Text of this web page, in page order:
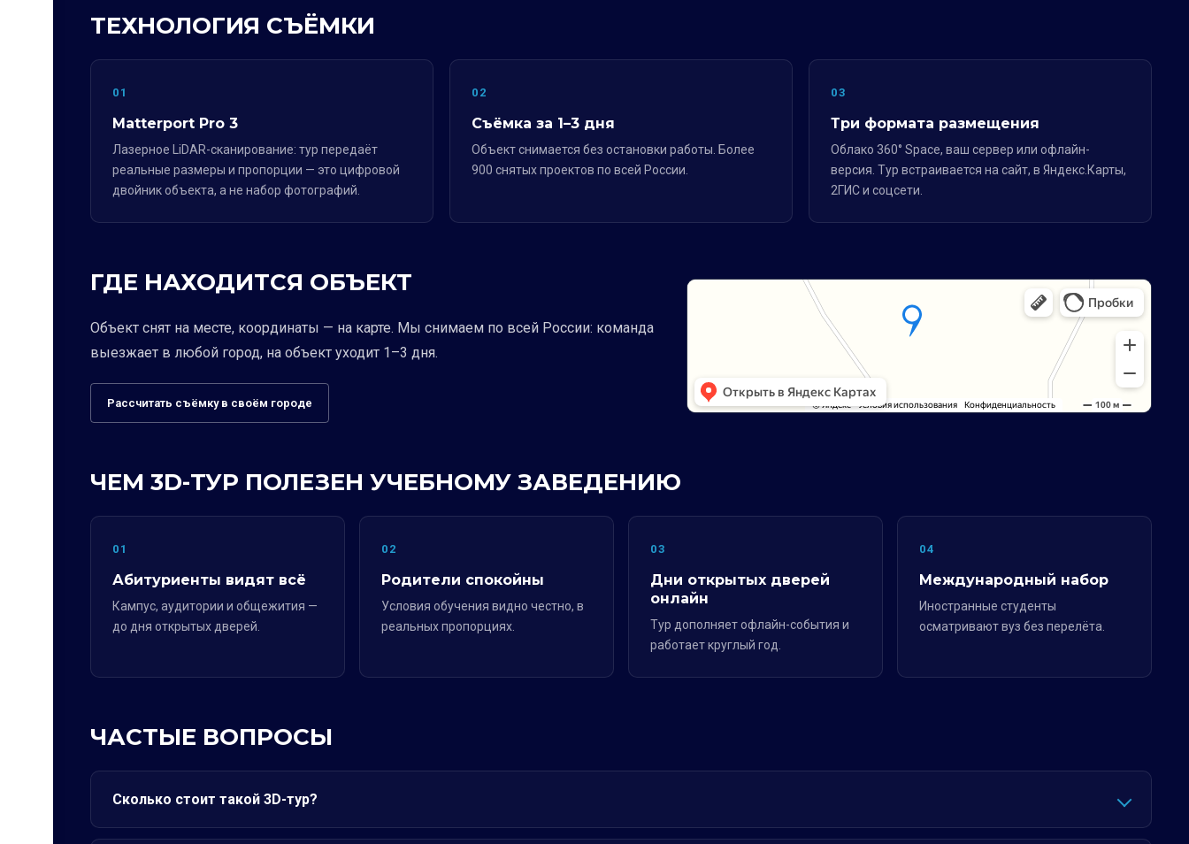
ТЕХНОЛОГИЯ СЪЁМКИ
01
Matterport Pro 3
Лазерное LiDAR-сканирование: тур передаёт
реальные размеры и пропорции — это цифровой
двойник объекта, а не набор фотографий.
02
Съёмка за 1–3 дня
Объект снимается без остановки работы. Более
900 снятых проектов по всей России.
03
Три формата размещения
Облако 360° Space, ваш сервер или офлайн-
версия. Тур встраивается на сайт, в Яндекс.Карты,
2ГИС и соцсети.
ГДЕ НАХОДИТСЯ ОБЪЕКТ
Объект снят на месте, координаты — на карте. Мы снимаем по всей России: команда
выезжает в любой город, на объект уходит 1–3 дня.
Рассчитать съёмку в своём городе
ЧЕМ 3D-ТУР ПОЛЕЗЕН УЧЕБНОМУ ЗАВЕДЕНИЮ
01
Абитуриенты видят всё
Кампус, аудитории и общежития —
до дня открытых дверей.
02
Родители спокойны
Условия обучения видно честно, в
реальных пропорциях.
03
Дни открытых дверей
онлайн
Тур дополняет офлайн-события и
работает круглый год.
04
Международный набор
Иностранные студенты
осматривают вуз без перелёта.
ЧАСТЫЕ ВОПРОСЫ
Сколько стоит такой 3D-тур?